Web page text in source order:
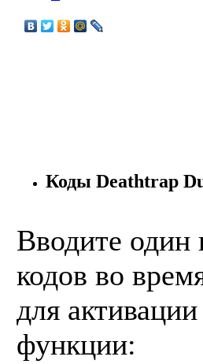
Коды Deathtrap
Вводите один
кодов во
для
функции: